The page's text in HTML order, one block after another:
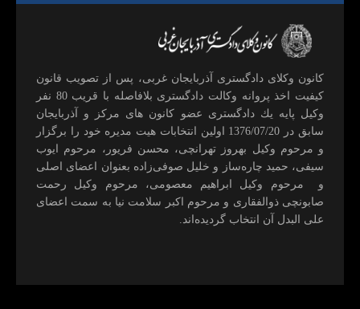
كانون وكلای دادگستری آذربايجان غربی، پس از تصويب قانون
كيفيت اخذ پروانه وكالت دادگستری بلافاصله با قريب 80 نفر
وكيل پايه يك دادگستری عضو كانون های مركز و آذربايجان
سابق در 1376/07/20 اولين انتخابات هيت مديره خود را برگزار
و مرحوم وکیل بهروز تهرانچی، محسن فريور، مرحوم ايوب
سيفی، حميد چاره‌ساز و خليل صوفی‌زاده بعنوان اعضای اصلی
و مرحوم وکیل ابراهيم معصومی، مرحوم وکیل رحمت
صابونچی ذوالفقاری و مرحوم اكبر سلامت نيا به سمت اعضای
علی البدل آن انتخاب گرديده‌اند.